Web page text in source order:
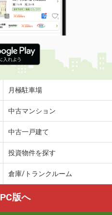
月極駐車場
中古マンション
中古一戸建て
投資物件を探す
倉庫/トランクルーム
PC版へ